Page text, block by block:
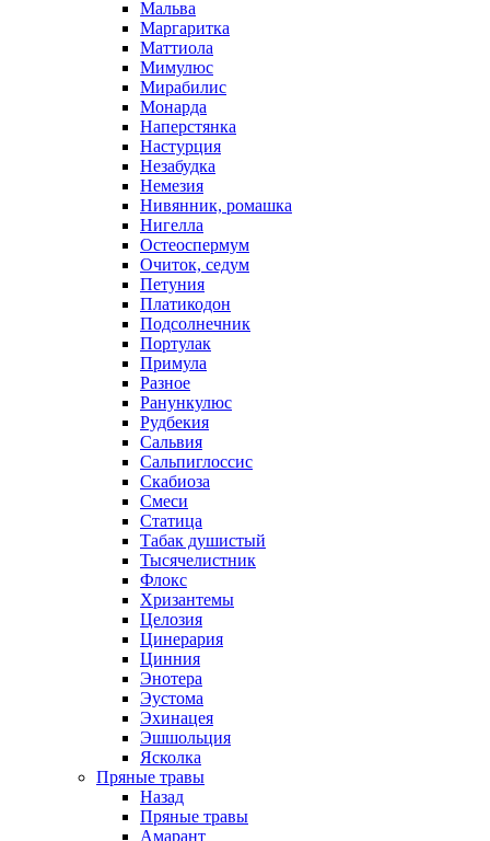
Мальва
Маргаритка
Маттиола
Мимулюс
Мирабилис
Монарда
Наперстянка
Настурция
Незабудка
Немезия
Нивянник, ромашка
Нигелла
Остеоспермум
Очиток, седум
Петуния
Платикодон
Подсолнечник
Портулак
Примула
Разное
Ранункулюс
Рудбекия
Сальвия
Сальпиглоссис
Скабиоза
Смеси
Статица
Табак душистый
Тысячелистник
Флокс
Хризантемы
Целозия
Цинерария
Цинния
Энотера
Эустома
Эхинацея
Эшшольция
Ясколка
Пряные травы
Назад
Пряные травы
Амарант